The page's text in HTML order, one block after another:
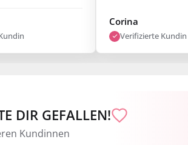
einer Woche
zufrieden."
Corina
Verifizierte Kundin
DIR GEFALLEN!
Kundinnen